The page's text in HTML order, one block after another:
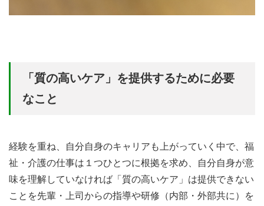
「質の高いケア」を提供するために必要
なこと
経験を重ね、自分自身のキャリアも上がっていく中で、福
祉・介護の仕事は１つひとつに根拠を求め、自分自身が意
味を理解していなければ「質の高いケア」は提供できない
ことを先輩・上司からの指導や研修（内部・外部共に）を